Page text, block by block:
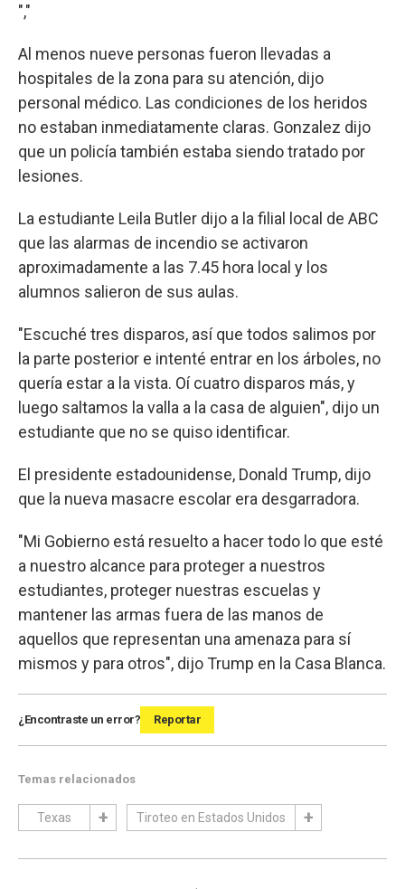
","
Al menos nueve personas fueron llevadas a
hospitales de la zona para su atención, dijo
personal médico. Las condiciones de los heridos
no estaban inmediatamente claras. Gonzalez dijo
que un policía también estaba siendo tratado por
lesiones.
La estudiante Leila Butler dijo a la filial local de ABC
que las alarmas de incendio se activaron
aproximadamente a las 7.45 hora local y los
alumnos salieron de sus aulas.
"Escuché tres disparos, así que todos salimos por
la parte posterior e intenté entrar en los árboles, no
quería estar a la vista. Oí cuatro disparos más, y
luego saltamos la valla a la casa de alguien", dijo un
estudiante que no se quiso identificar.
El presidente estadounidense, Donald Trump, dijo
que la nueva masacre escolar era desgarradora.
"Mi Gobierno está resuelto a hacer todo lo que esté
a nuestro alcance para proteger a nuestros
estudiantes, proteger nuestras escuelas y
mantener las armas fuera de las manos de
aquellos que representan una amenaza para sí
mismos y para otros", dijo Trump en la Casa Blanca.
¿Encontraste un error? Reportar
Temas relacionados
Texas Tiroteo en Estados Unidos